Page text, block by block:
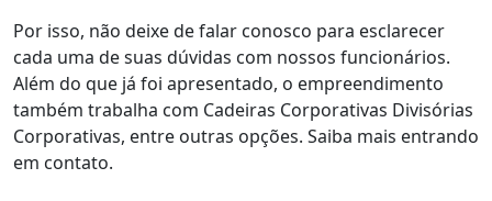
Por isso, não deixe de falar conosco para esclarecer
cada uma de suas dúvidas com nossos funcionários.
Além do que já foi apresentado, o empreendimento
também trabalha com Cadeiras Corporativas Divisórias
Corporativas, entre outras opções. Saiba mais entrando
em contato.